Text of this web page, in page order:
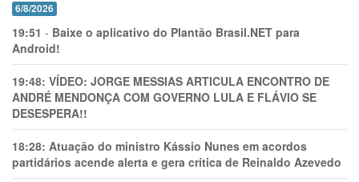
6/8/2026
19:51 - Baixe o aplicativo do Plantão Brasil.NET para
Android!
19:48: VÍDEO: JORGE MESSIAS ARTICULA ENCONTRO DE
ANDRÉ MENDONÇA COM GOVERNO LULA E FLÁVIO SE
DESESPERA!!
18:28: Atuação do ministro Kássio Nunes em acordos
partidários acende alerta e gera crítica de Reinaldo Azevedo